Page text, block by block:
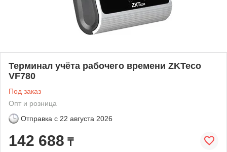
Терминал учёта рабочего времени ZKTeco
VF780
Под заказ
Опт и розница
Отправка с 22 августа 2026
142 688 ₸